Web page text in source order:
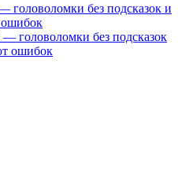
головоломки без подсказок и
головоломки без подсказок
ошибок